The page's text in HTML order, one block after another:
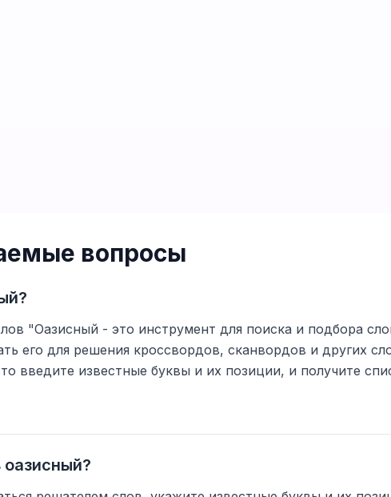
вопросы
"Оазисный - это инструмент для поиска и подбора
его для решения кроссвордов, сканвордов и других
введите известные буквы и их позиции, и получите
оазисный?